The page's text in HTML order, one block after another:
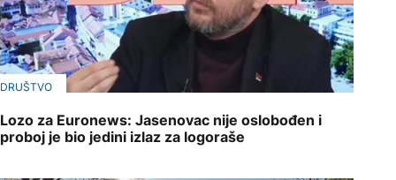
DRUŠTVO
Lozo za Euronews: Jasenovac nije oslobođen i
proboj je bio jedini izlaz za logoraše